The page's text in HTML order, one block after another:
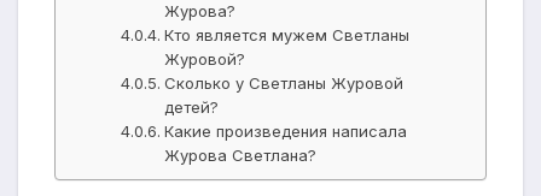
Журова?
Кто является мужем Светланы
Журовой?
Сколько у Светланы Журовой
детей?
Какие произведения написала
Журова Светлана?